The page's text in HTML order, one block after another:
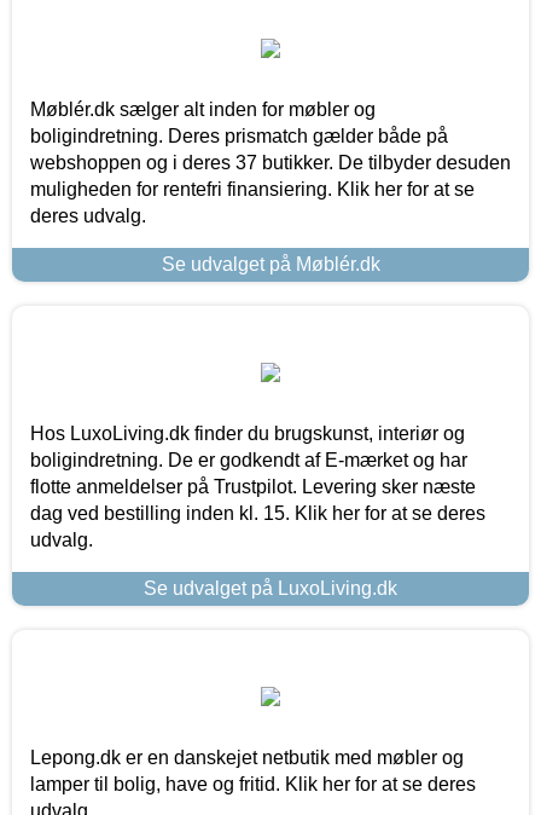
Møblér.dk sælger alt inden for møbler og
boligindretning. Deres prismatch gælder både på
webshoppen og i deres 37 butikker. De tilbyder desuden
muligheden for rentefri finansiering. Klik her for at se
deres udvalg.
Se udvalget på Møblér.dk
Hos LuxoLiving.dk finder du brugskunst, interiør og
boligindretning. De er godkendt af E-mærket og har
flotte anmeldelser på Trustpilot. Levering sker næste
dag ved bestilling inden kl. 15. Klik her for at se deres
udvalg.
Se udvalget på LuxoLiving.dk
Lepong.dk er en danskejet netbutik med møbler og
lamper til bolig, have og fritid. Klik her for at se deres
udvalg.